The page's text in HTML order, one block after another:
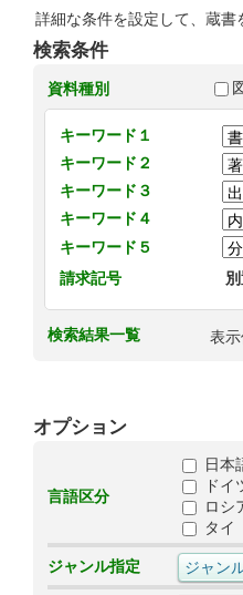
詳細な条件を設定して、蔵
検索条件
資料種別
キーワード１
キーワード２
キーワード３
キーワード４
キーワード５
請求記号
検索結果一覧 表
オプション
言語区分
日本
ドイ
ロシ
タイ
ジャンル指定